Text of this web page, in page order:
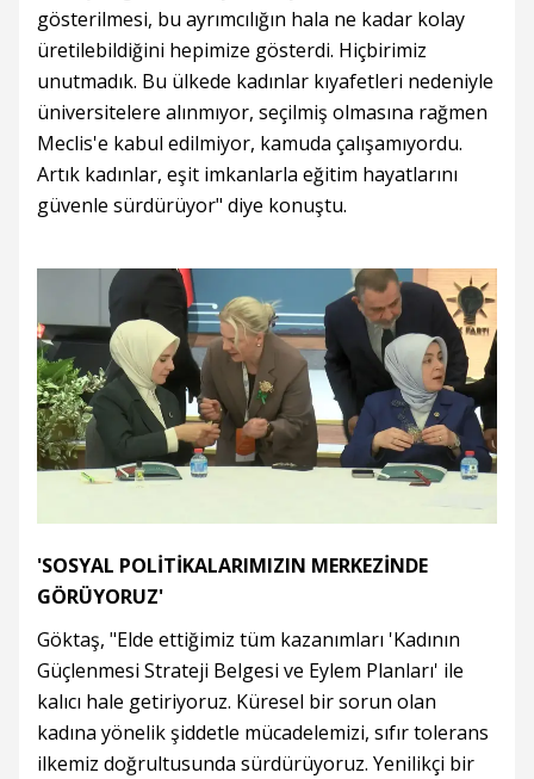
gösterilmesi, bu ayrımcılığın hala ne kadar kolay
üretilebildiğini hepimize gösterdi. Hiçbirimiz
unutmadık. Bu ülkede kadınlar kıyafetleri nedeniyle
üniversitelere alınmıyor, seçilmiş olmasına rağmen
Meclis'e kabul edilmiyor, kamuda çalışamıyordu.
Artık kadınlar, eşit imkanlarla eğitim hayatlarını
güvenle sürdürüyor" diye konuştu.
'SOSYAL POLİTİKALARIMIZIN MERKEZİNDE
GÖRÜYORUZ'
Göktaş, "Elde ettiğimiz tüm kazanımları 'Kadının
Güçlenmesi Strateji Belgesi ve Eylem Planları' ile
kalıcı hale getiriyoruz. Küresel bir sorun olan
kadına yönelik şiddetle mücadelemizi, sıfır tolerans
ilkemiz doğrultusunda sürdürüyoruz. Yenilikçi bir